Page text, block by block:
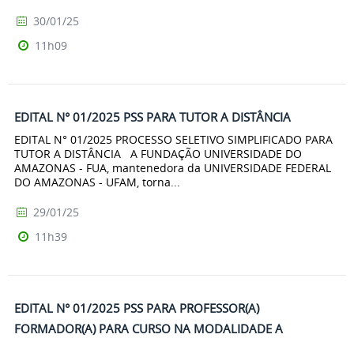
30/01/25
11h09
EDITAL N° 01/2025 PSS PARA TUTOR A DISTÂNCIA
EDITAL N° 01/2025 PROCESSO SELETIVO SIMPLIFICADO PARA
TUTOR A DISTÂNCIA A FUNDAÇÃO UNIVERSIDADE DO
AMAZONAS - FUA, mantenedora da UNIVERSIDADE FEDERAL
DO AMAZONAS - UFAM, torna...
29/01/25
11h39
EDITAL N° 01/2025 PSS PARA PROFESSOR(A)
FORMADOR(A) PARA CURSO NA MODALIDADE A